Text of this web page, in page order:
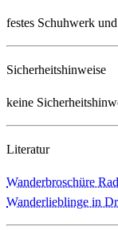
festes Schuhwerk
Sicherheitshinweise
keine
Literatur
Wanderbroschüre
Wanderlieblinge in